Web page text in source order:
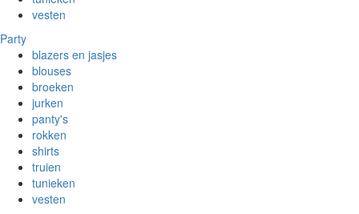
vesten
Party
blazers en jasjes
blouses
broeken
jurken
panty's
rokken
shirts
truien
tunieken
vesten